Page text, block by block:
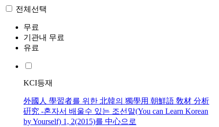
전체선택
무료
기관내 무료
유료
KCI등재
外國人 學習者를 위한 北韓의 獨學用 朝鮮語 敎材 分析
硏究 -혼자서 배울수 있는 조선말(You can Learn Korean
by Yourself) 1, 2(2015)를 中心으로